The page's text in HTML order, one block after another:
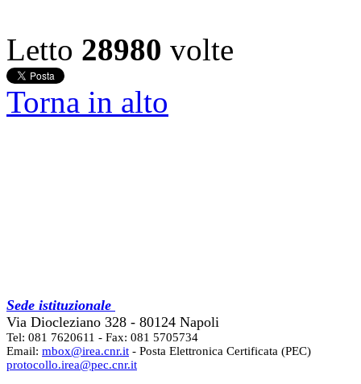
Letto 28980 volte
Torna in alto
Sede istituzionale
Via Diocleziano 328 - 80124 Napoli
Tel: 081 7620611 - Fax: 081 5705734
Email: mbox@irea.cnr.it - Posta Elettronica Certificata (PEC)
protocollo.irea@pec.cnr.it